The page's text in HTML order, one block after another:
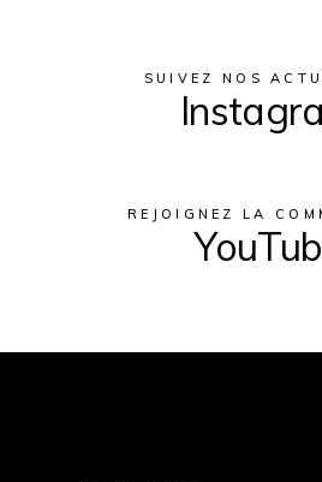
SUIVEZ NOS
REJOIGNEZ LA